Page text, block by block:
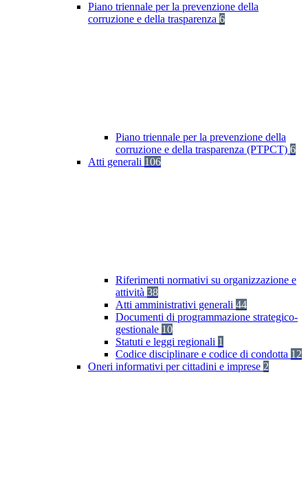
Piano triennale per la prevenzione della
corruzione e della trasparenza 6
Piano triennale per la prevenzione della
corruzione e della trasparenza (PTPCT) 6
Atti generali 106
Riferimenti normativi su organizzazione e
attività 38
Atti amministrativi generali 44
Documenti di programmazione strategico-
gestionale 10
Statuti e leggi regionali 1
Codice disciplinare e codice di condotta 12
Oneri informativi per cittadini e imprese 2